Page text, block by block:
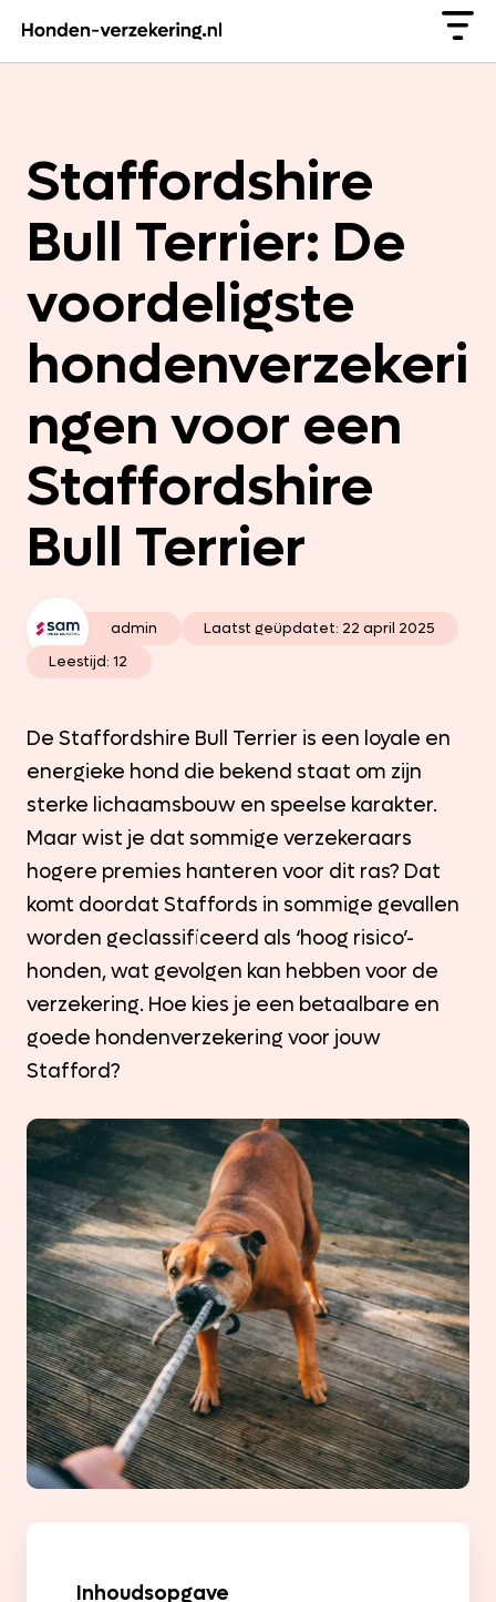
Staffordshire
Bull Terrier: De
voordeligste
hondenverzekeri
ngen voor een
Staffordshire
Bull Terrier
admin Laatst geüpdatet: 22 april 2025
Leestijd: 12
De Staffordshire Bull Terrier is een loyale en
energieke hond die bekend staat om zijn
sterke lichaamsbouw en speelse karakter.
Maar wist je dat sommige verzekeraars
hogere premies hanteren voor dit ras? Dat
komt doordat Staffords in sommige gevallen
worden geclassificeerd als ‘hoog risico’-
honden, wat gevolgen kan hebben voor de
verzekering. Hoe kies je een betaalbare en
goede hondenverzekering voor jouw
Stafford?
Inhoudsopgave